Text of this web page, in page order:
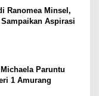
Ranomea Minsel,
Aspirasi
Paruntu
1 Amurang